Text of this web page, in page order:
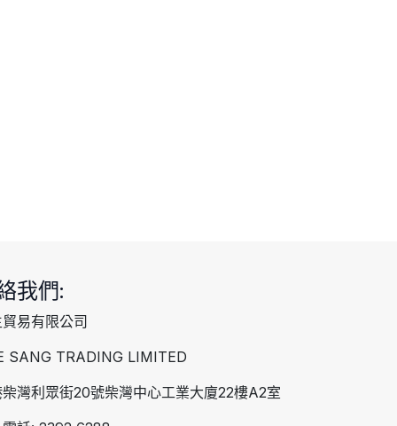
我們:
易有限公司
SANG TRADING LIMITED
灣利眾街20號柴灣中心工業大廈22樓A2室